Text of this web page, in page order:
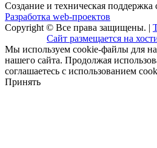
Создание и техническая поддержка
Разработка web-проектов
Copyright © Все права защищены. |
Сайт размещается на
Мы используем cookie-файлы для
нашего сайта. Продолжая
соглашаетесь с использованием
Принять